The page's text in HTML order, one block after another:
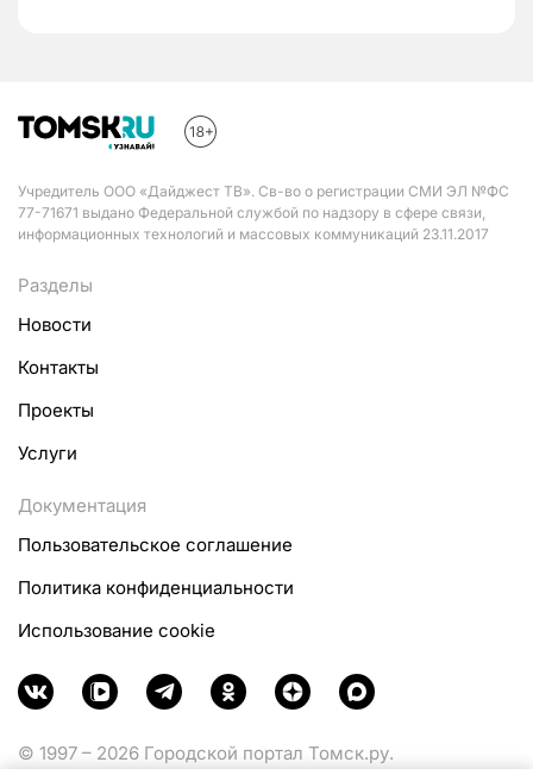
Учредитель ООО «Дайджест ТВ». Св-во о регистрации СМИ ЭЛ №ФС
77-71671 выдано Федеральной службой по надзору в сфере связи,
информационных технологий и массовых коммуникаций 23.11.2017
Разделы
Новости
Контакты
Проекты
Услуги
Документация
Пользовательское соглашение
Политика конфиденциальности
Использование cookie
© 1997 – 2026 Городской портал Томск.ру.